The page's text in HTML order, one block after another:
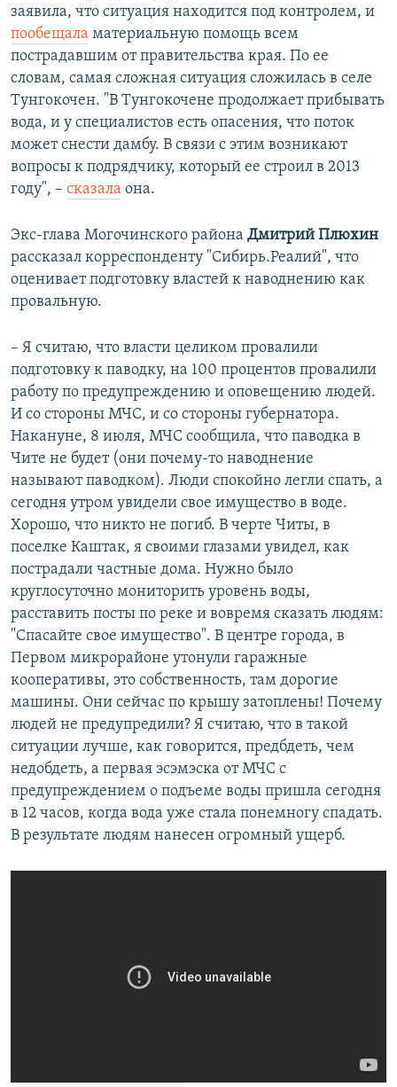
заявила, что ситуация находится под контролем, и
пообещала материальную помощь всем
пострадавшим от правительства края. По ее
словам, самая сложная ситуация сложилась в селе
Тунгокочен. "В Тунгокочене продолжает прибывать
вода, и у специалистов есть опасения, что поток
может снести дамбу. В связи с этим возникают
вопросы к подрядчику, который ее строил в 2013
году", – сказала она.
Экс-глава Могочинского района Дмитрий Плюхин
рассказал корреспонденту "Сибирь.Реалий", что
оценивает подготовку властей к наводнению как
провальную.
– Я считаю, что власти целиком провалили
подготовку к паводку, на 100 процентов провалили
работу по предупреждению и оповещению людей.
И со стороны МЧС, и со стороны губернатора.
Накануне, 8 июля, МЧС сообщила, что паводка в
Чите не будет (они почему-то наводнение
называют паводком). Люди спокойно легли спать, а
сегодня утром увидели свое имущество в воде.
Хорошо, что никто не погиб. В черте Читы, в
поселке Каштак, я своими глазами увидел, как
пострадали частные дома. Нужно было
круглосуточно мониторить уровень воды,
расставить посты по реке и вовремя сказать людям:
"Спасайте свое имущество". В центре города, в
Первом микрорайоне утонули гаражные
кооперативы, это собственность, там дорогие
машины. Они сейчас по крышу затоплены! Почему
людей не предупредили? Я считаю, что в такой
ситуации лучше, как говорится, предбдеть, чем
недобдеть, а первая эсэмэска от МЧС с
предупреждением о подъеме воды пришла сегодня
в 12 часов, когда вода уже стала понемногу спадать.
В результате людям нанесен огромный ущерб.